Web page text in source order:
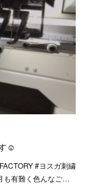
☺︎
#ヨスガ刺繍
も有難く色んなご…